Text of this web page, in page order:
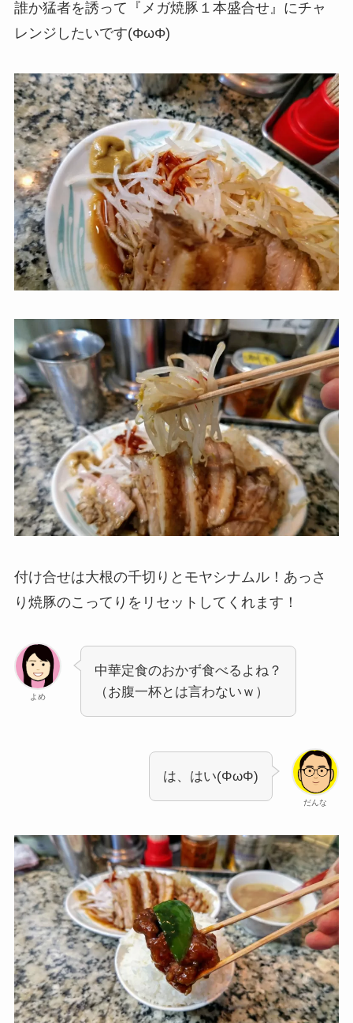
誰か猛者を誘って『メガ焼豚１本盛合せ』にチャ
レンジしたいです(ΦωΦ)
付け合せは大根の千切りとモヤシナムル！あっさ
り焼豚のこってりをリセットしてくれます！
よめ
中華定食のおかず食べるよね？
（お腹一杯とは言わないｗ）
だんな
は、はい(ΦωΦ)